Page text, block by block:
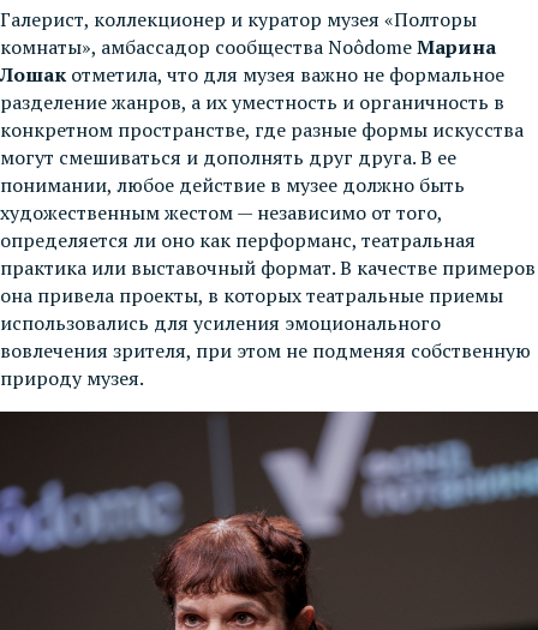
Галерист, коллекционер и куратор музея «Полторы
комнаты», амбассадор сообщества NoôdomeМарина
Лошакотметила, что для музея важно не формальное
разделение жанров, а их уместность и органичность в
конкретном пространстве, где разные формы искусства
могут смешиваться и дополнять друг друга. В ее
понимании, любое действие в музее должно быть
художественным жестом — независимо от того,
определяется ли оно как перформанс, театральная
практика или выставочный формат. В качестве примеров
она привела проекты, в которых театральные приемы
использовались для усиления эмоционального
вовлечения зрителя, при этом не подменяя собственную
природу музея.